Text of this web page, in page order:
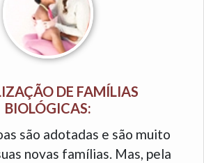
DE FAMÍLIAS
BIOLÓGICAS:
são adotadas e são muito
novas famílias. Mas, pela